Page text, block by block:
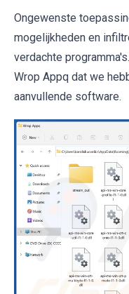
Ongewenste
mogelijkheden en
verdachte
Wrop Appq dat we
aanvullende software.